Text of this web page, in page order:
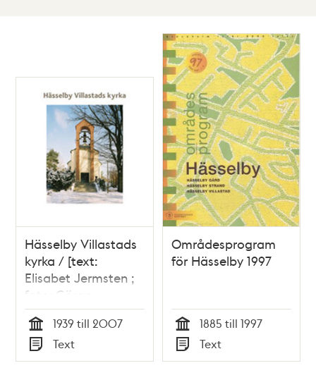
Hässelby Villastads
kyrka / [text:
Elisabet Jermsten ;
foto: Göran
Fredriksson]
Tid
1939 till 2007
Typ
Text
Områdesprogram
för Hässelby 1997
Tid
1885 till 1997
Typ
Text